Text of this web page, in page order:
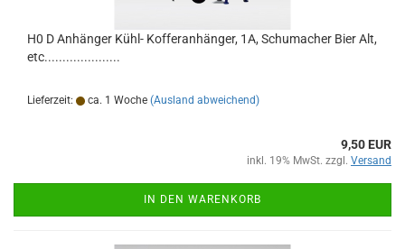
H0 D Anhänger Kühl- Kofferanhänger, 1A, Schumacher Bier Alt,
etc.....................
Lieferzeit: ca. 1 Woche (Ausland abweichend)
9,50 EUR
inkl. 19% MwSt. zzgl. Versand
IN DEN WARENKORB